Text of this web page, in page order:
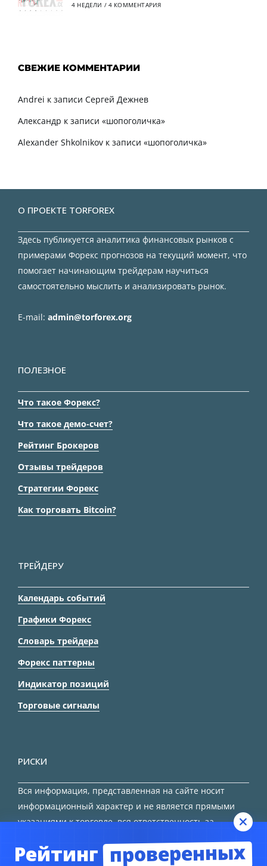
4 НЕДЕЛИ / 4 КОММЕНТАРИЯ
СВЕЖИЕ КОММЕНТАРИИ
Andrei к записи Сергей Дежнев
Александр к записи «шопоголичка»
Alexander Shkolnikov к записи «шопоголичка»
О ПРОЕКТЕ TORFOREX
Здесь публикуется аналитика финансовых рынков с
примерами Форекс прогнозов на текущий момент, что
помогает начинающим трейдерам научиться
самостоятельно мыслить и анализировать рынок.
E-mail: admin@torforex.org
ПОЛЕЗНОЕ
Что такое Форекс?
Что такое демо-счет?
Рейтинг Брокеров
Отзывы трейдеров
Стратегии Форекс
Как торговать Bitcoin?
ТРЕЙДЕРУ
Календарь событий
Графики Форекс
Словарь трейдера
Форекс паттерны
Индикатор позиций
Торговые сигналы
РИСКИ
Вся информация, представленная на сайте носит
информационный характер и не является прямыми
указаниями к торговле, вся ответственность за
Рейтинг проверенных